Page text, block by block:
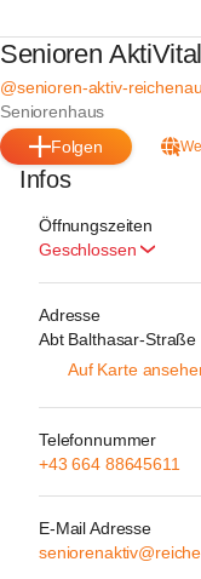
Senioren
@senioren-aktiv-
Seniorenhaus
Folgen
Infos
Öffnungszeiten
Geschlossen
Adresse
Abt Balthasar-
Auf Karte
Telefonnummer
+43 664 88645611
E-Mail Adresse